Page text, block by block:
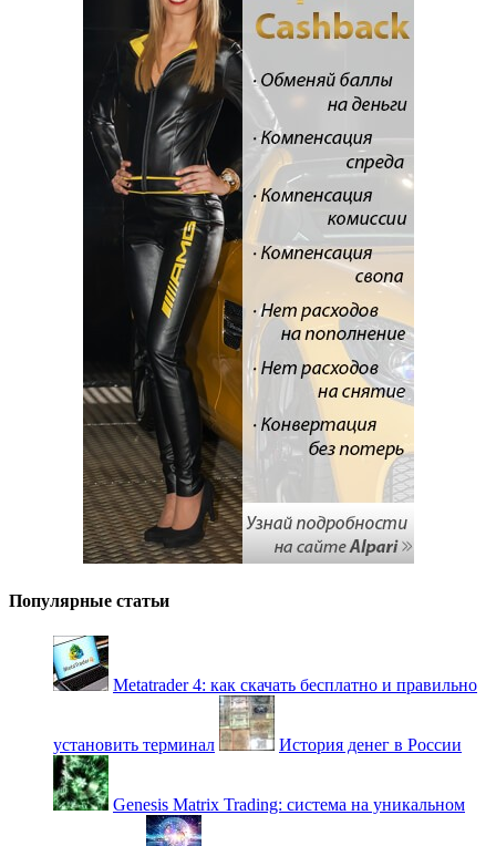
Популярные статьи
Metatrader 4: как скачать бесплатно и правильно
установить терминал История денег в России
Genesis Matrix Trading: система на уникальном